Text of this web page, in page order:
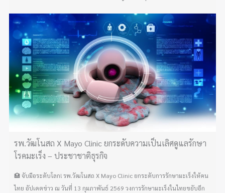
รพ.วัฒโนสถ X Mayo Clinic ยกระดับความเป็นเลิศดูแลรักษา
โรคมะเร็ง – ประชาชาติธุรกิจ
🏥 จับมือระดับโลก! รพ.วัฒโนสถ X Mayo Clinic ยกระดับการรักษามะเร็งให้คน
ไทย อัปเดตข่าว ณ วันที่ 13 กุมภาพันธ์ 2569 วงการรักษามะเร็งในไทยขยับอีก